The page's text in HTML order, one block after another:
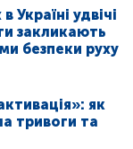
Україні удвічі
закликають
безпеки руху
як
тривоги та